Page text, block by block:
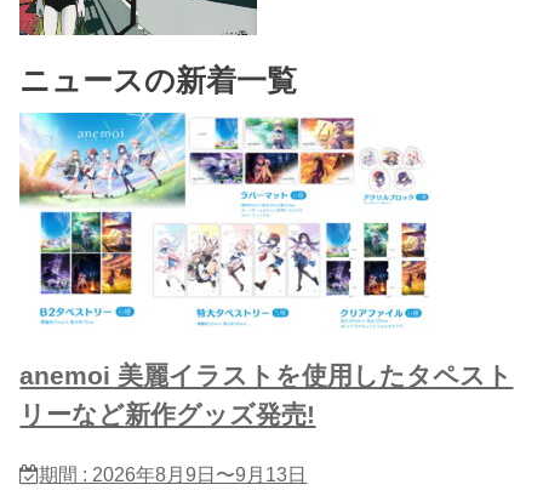
ニュースの新着一覧
anemoi 美麗イラストを使用したタペスト
リーなど新作グッズ発売!
期間 : 2026年8月9日〜9月13日